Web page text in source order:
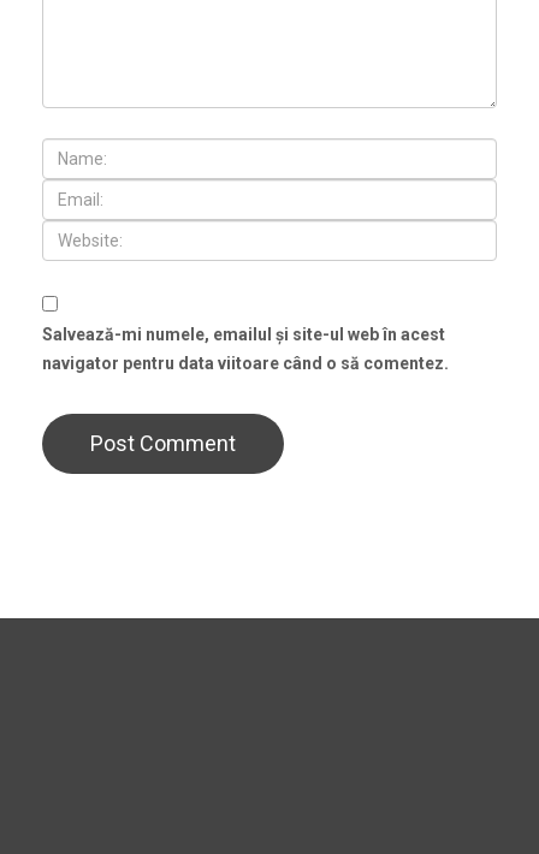
Salvează-mi numele, emailul și site-ul web în acest
navigator pentru data viitoare când o să comentez.